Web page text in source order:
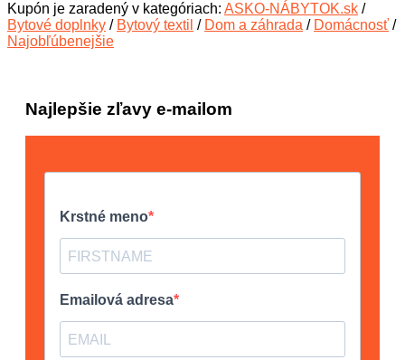
Kupón je zaradený v kategóriach: ASKO-NÁBYTOK.sk /
Bytové doplnky / Bytový textil / Dom a záhrada / Domácnosť /
Najobľúbenejšie
Najlepšie zľavy e-mailom